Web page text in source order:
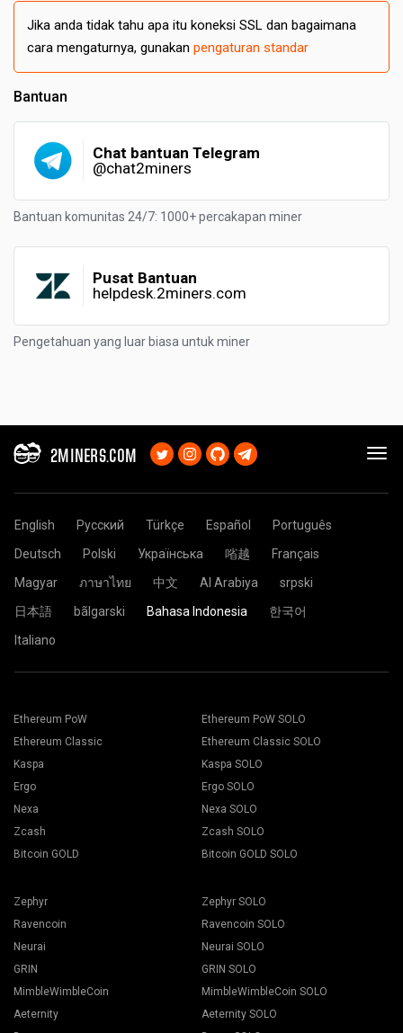
Jika anda tidak tahu apa itu koneksi SSL dan bagaimana
cara mengaturnya, gunakan pengaturan standar
Bantuan
Chat bantuan Telegram
@chat2miners
Bantuan komunitas 24/7: 1000+ percakapan miner
Pusat Bantuan
helpdesk.2miners.com
Pengetahuan yang luar biasa untuk miner
2MINERS.COM
English Русский Türkçe Español
Português
Deutsch
Polski Українська 㗂越
Français
Magyar
ภาษาไทย 中文 Al Arabiya
srpski
日本語
bãlgarski Bahasa Indonesia
한국어
Italiano
Ethereum PoW
Ethereum Classic
Kaspa
Ergo
Nexa
Zcash
Bitcoin GOLD
Ethereum PoW SOLO
Ethereum Classic SOLO
Kaspa SOLO
Ergo SOLO
Nexa SOLO
Zcash SOLO
Bitcoin GOLD SOLO
Zephyr
Ravencoin
Neurai
GRIN
MimbleWimbleCoin
Aeternity
Zephyr SOLO
Ravencoin SOLO
Neurai SOLO
GRIN SOLO
MimbleWimbleCoin SOLO
Aeternity SOLO